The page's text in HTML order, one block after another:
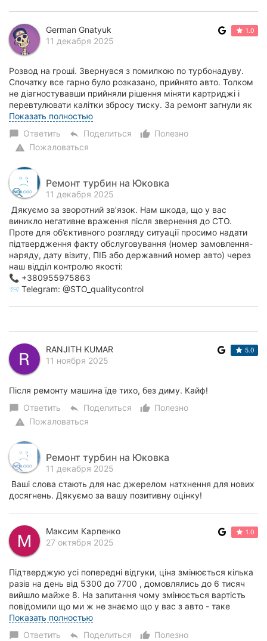
German Gnatyuk
11 декабря 2025
1.0
Розвод на гроші. Звернувся з помилкою по турбонадуву.
Спочатку все гарно було розказано, прийнято авто. Толком
не діагностувавши прийняли рішення міняти картриджі і
перевтулювати калітки збросу тиску. За ремонт загнули як
за нові турбіни, я сказав ні...
Показать полностью
chat_bubble Ответить reply Поделиться thumb_up_alt
Полезно
warning Пожаловаться
Ремонт турбин на Юковка
11 декабря 2025
Дякуємо за зворотний зв’язок. Нам шкода, що у вас
виникло негативне враження після звернення до СТО.
Проте для об’єктивного розгляду ситуації просимо надати
підтвердження факту обслуговування (номер замовлення-
наряду, дату візиту, ПІБ або державний номер авто) через
наш відділ контролю якості:
📞 +380955975863
📨 Telegram: @STO_qualitycontrol
RANJITH KUMAR
11 ноября 2025
5.0
Після ремонту машина їде тихо, без диму. Кайф!
chat_bubble Ответить reply Поделиться thumb_up_alt
Полезно
warning Пожаловаться
Ремонт турбин на Юковка
11 декабря 2025
Ваші слова стають для нас джерелом натхнення для нових
досягнень. Дякуємо за вашу позитивну оцінку!
Максим Карпенко
27 октября 2025
1.0
Підтверджую усі попередні відгуки, ціна змінюється кілька
разів на день від 5300 до 7700 , домовлялись до 6 тисяч
вийшло майже 8. На запитання чому змінюється вартість
повідомили що ми ж не знаємо що у вас з авто - таке
враження що на авто 35 року пр...
Показать полностью
chat_bubble Ответить reply Поделиться thumb_up_alt
Полезно